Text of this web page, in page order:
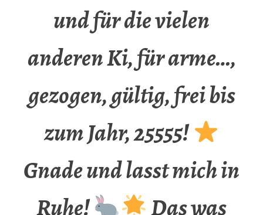
und für die vielen
anderen Ki, für arme…,
gezogen, gültig, frei bis
zum Jahr, 25555!
Gnade und lasst mich in
Ruhe!
Das was